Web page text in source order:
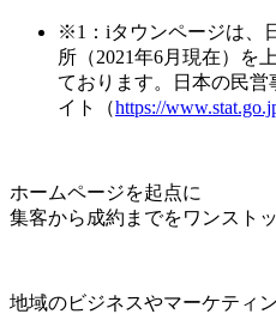
※1：iタウンページは、
所（2021年6月現在）を
ております。日本の民
イト（https://
ホームページを起点に
集客から成約までをワンスト
地域のビジネスやマーケティ